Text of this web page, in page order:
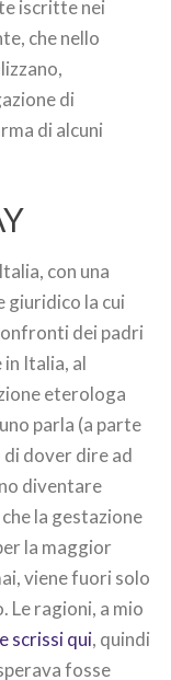
iscritte nei
che nello
di
di alcuni
con una
giuridico la cui
dei padri
in Italia, al
eterologa
parla (a parte
dover dire ad
diventare
la gestazione
la maggior
viene fuori solo
Le ragioni, a mio
scrissi qui, quindi
fosse